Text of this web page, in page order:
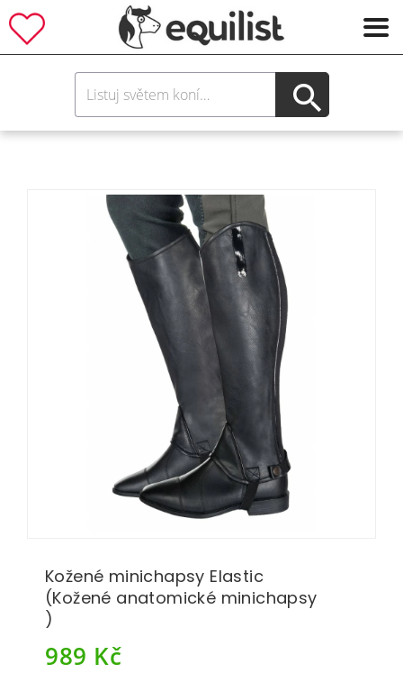
Kožené minichapsy Elastic
(Kožené anatomické minichapsy
)
989 Kč